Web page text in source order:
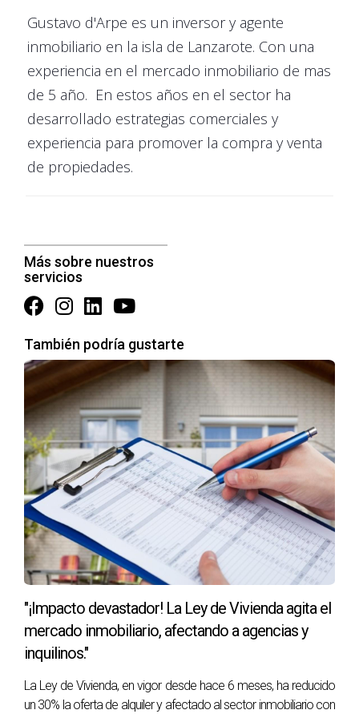
comunicación efectiva, el enfoque se centra en la
transmisión del mensaje de manera clara y
comprensible, mientras que en la comunicación
asertiva, el enfoque se centra en la expresión de
sentimientos y necesidades de manera respetuosa y
clara.
El papel de la comunicación asertiva en la
situaciones conflictivas. La comunicación efectiva
puede ser utilizada para manejar situaciones
conflictivas, pero la comunicación asertiva es
especialmente útil en este sentido. La comunicación
asertiva permite expresar los sentimientos y
necesidades de manera clara y directa, lo que puede
ayudar a resolver conflictos y establecer relaciones
más saludables.
CONCLUSIÓN: CÓMO
INTEGRAR LA
COMUNICACIÓN EFECTIVA Y
ASERTIVA
En resumen, la comunicación efectiva y la
comunicación asertiva son dos conceptos
importantes en la comunicación interpersonal. Si bien
ambas tienen como objetivo establecer una
asertiva se enfoca en la expresión de sentimientos y
Gustavo d'Arpe es un inversor y agente
inmobiliario en la isla de Lanzarote. Con una
experiencia en el mercado inmobiliario de mas
de 5 año. En estos años en el sector ha
desarrollado estrategias comerciales y
experiencia para promover la compra y venta
de propiedades.
Más sobre nuestros
servicios
También podría gustarte
"¡Impacto devastador! La Ley de Vivienda agita el
mercado inmobiliario, afectando a agencias y
inquilinos."
La Ley de Vivienda, en vigor desde hace 6 meses, ha reducido
un 30% la oferta de alquiler y afectado al sector inmobiliario con